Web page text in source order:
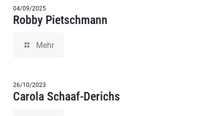
04/09/2025
Robby Pietschmann
Mehr
26/10/2023
Carola Schaaf-Derichs